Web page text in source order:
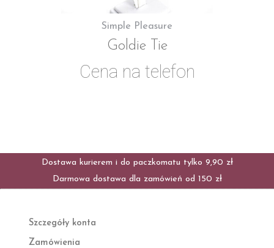
Simple Pleasure
Goldie Tie
Cena na telefon
Dostawa kurierem i do paczkomatu tylko 9,90 zł
Darmowa dostawa dla zamówień od 150 zł
Szczegóły konta
Zamówienia